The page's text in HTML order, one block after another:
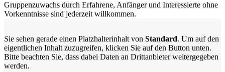
Gruppenzuwachs durch Erfahrene, Anfänger und Interessierte ohne
Vorkenntnisse sind jederzeit willkommen.
Sie sehen gerade einen Platzhalterinhalt von Standard. Um auf den
eigentlichen Inhalt zuzugreifen, klicken Sie auf den Button unten.
Bitte beachten Sie, dass dabei Daten an Drittanbieter weitergegeben
werden.